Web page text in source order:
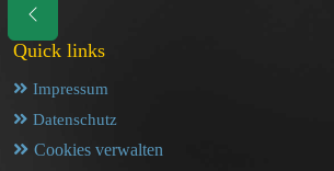
Quick links
Impressum
Datenschutz
Cookies verwalten